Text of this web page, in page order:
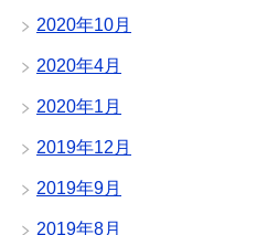
2020年10月
2020年4月
2020年1月
2019年12月
2019年9月
2019年8月